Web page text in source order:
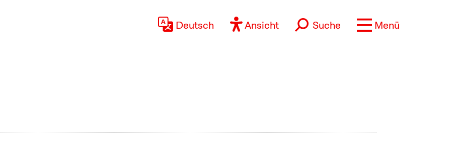
Deutsch Ansicht Suche Menü